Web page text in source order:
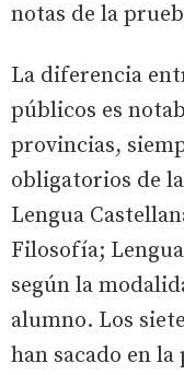
notas de la
La diferencia
públicos es
provincias,
obligatorios de
Lengua
Filosofía;
según la
alumno. Los
han sacado en